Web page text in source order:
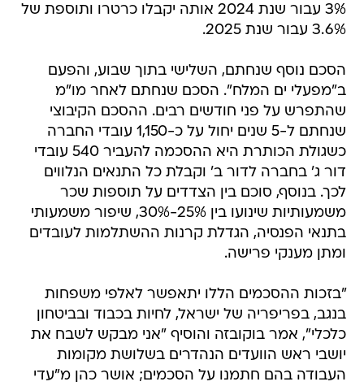
3% עבור שנת 2024 אותה יקבלו כרטרו ותוספת של
3.6% עבור שנת 2025.
הסכם נוסף שנחתם, השלישי בתוך שבוע, והפעם
ב"מפעלי ים המלח". הסכם שנחתם לאחר מו"מ
שהתפרש על פני חודשים רבים. ההסכם הקיבוצי
שנחתם ל-5 שנים יחול על כ-1,150 עובדי החברה
כשגולת הכותרת היא ההסכמה להעביר 540 עובדי
דור ג' בחברה לדור ב' וקבלת כל התנאים הנלווים
לכך. בנוסף, סוכם בין הצדדים על תוספות שכר
משמעותיות שינועו בין 25%-30%, שיפור משמעותי
בתנאי הפנסיה, הגדלת קרנות ההשתלמות לעובדים
ומתן מענקי פרישה.
"בזכות ההסכמים הללו יתאפשר לאלפי משפחות
בנגב, בפריפריה של ישראל, לחיות בכבוד ובביטחון
כלכלי", אמר בוקובזה והוסיף "אני מבקש לשבח את
יושבי ראש הוועדים הנהדרים בשלושת מקומות
העבודה בהם חתמנו על הסכמים; אושר כהן מ"עדי